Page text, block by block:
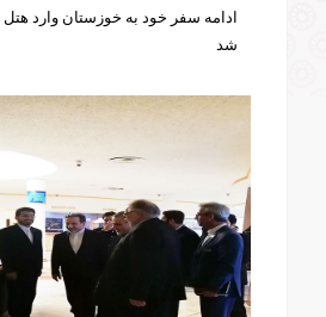
ادامه سفر خود به خوزستان وارد هتل
شد